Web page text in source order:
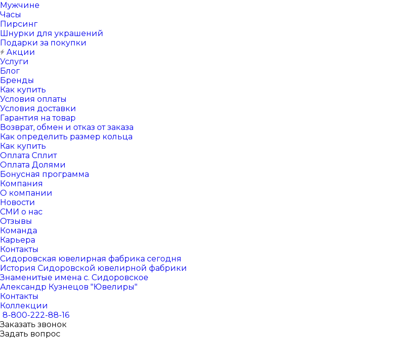
Мужчине
Часы
Пирсинг
Шнурки для украшений
Подарки за покупки
Акции
Услуги
Блог
Бренды
Как купить
Условия оплаты
Условия доставки
Гарантия на товар
Возврат, обмен и отказ от заказа
Как определить размер кольца
Как купить
Оплата Сплит
Оплата Долями
Бонусная программа
Компания
О компании
Новости
СМИ о нас
Отзывы
Команда
Карьера
Контакты
Сидоровская ювелирная фабрика сегодня
История Сидоровской ювелирной фабрики
Знаменитые имена с. Сидоровское
Александр Кузнецов "Ювелиры"
Контакты
Коллекции
8-800-222-88-16
Заказать звонок
Задать вопрос